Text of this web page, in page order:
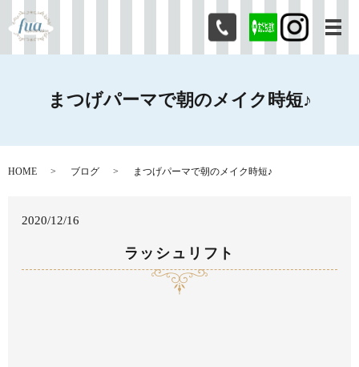
メ
まつげパーマで朝のメイク時短♪
HOME ブログ まつげパーマで朝のメイク時短♪
2020/12/16
ラッシュリフト